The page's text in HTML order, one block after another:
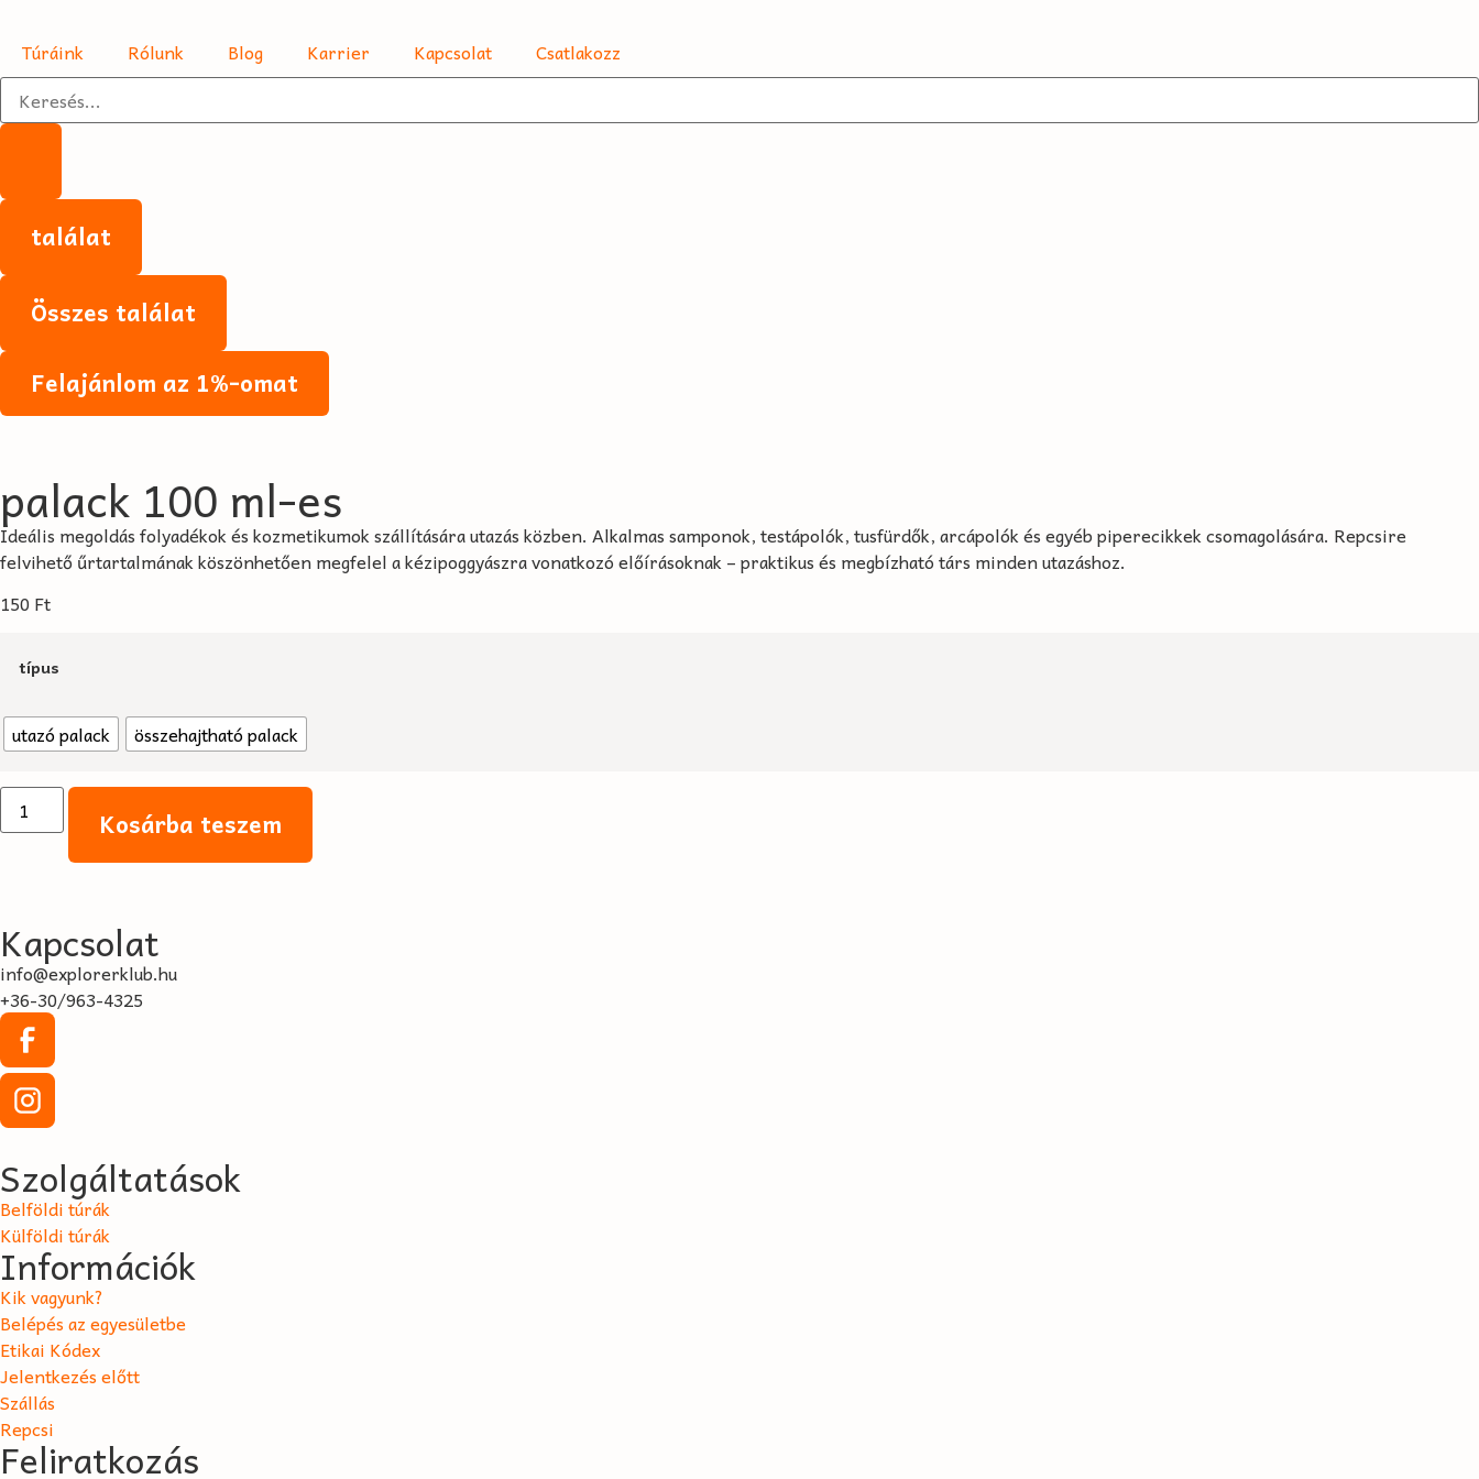
Túráink Rólunk Blog Karrier Kapcsolat Csatlakozz
találat
Összes találat
Felajánlom az 1%-omat
palack 100 ml-es
Ideális megoldás folyadékok és kozmetikumok szállítására utazás közben. Alkalmas samponok, testápolók, tusfürdők, arcápolók és egyéb piperecikkek csomagolására. Repcsire
felvihető űrtartalmának köszönhetően megfelel a kézipoggyászra vonatkozó előírásoknak – praktikus és megbízható társ minden utazáshoz.
150 Ft
típus
utazó palack összehajtható palack
Kosárba teszem
Kapcsolat
info@explorerklub.hu
+36-30/963-4325
Szolgáltatások
Belföldi túrák
Külföldi túrák
Információk
Kik vagyunk?
Belépés az egyesületbe
Etikai Kódex
Jelentkezés előtt
Szállás
Repcsi
Feliratkozás